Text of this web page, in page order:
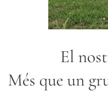
El
Més que un